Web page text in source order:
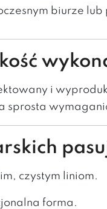
biurze lub
i
sprosta
czystym liniom.
forma.